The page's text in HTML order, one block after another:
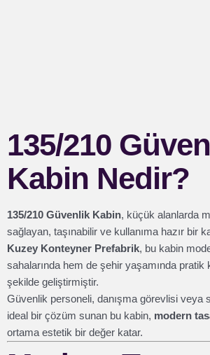
135/210
Kabin Nedir?
135/210 Güvenlik Kabin, küçük alanlarda
sağlayan, taşınabilir ve kullanıma hazır bir
Kuzey Konteyner Prefabrik, bu kabin
sahalarında hem de şehir yaşamında pratik
şekilde geliştirmiştir.
Güvenlik personeli, danışma görevlisi veya
ideal bir çözüm sunan bu kabin, modern
ortama estetik bir değer katar.